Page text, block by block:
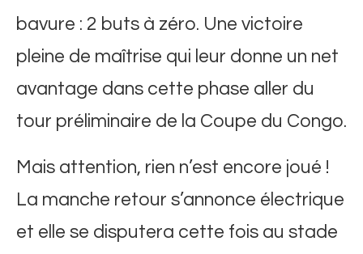
bavure : 2 buts à zéro. Une victoire
pleine de maîtrise qui leur donne un net
avantage dans cette phase aller du
tour préliminaire de la Coupe du Congo.
Mais attention, rien n’est encore joué !
La manche retour s’annonce électrique
et elle se disputera cette fois au stade